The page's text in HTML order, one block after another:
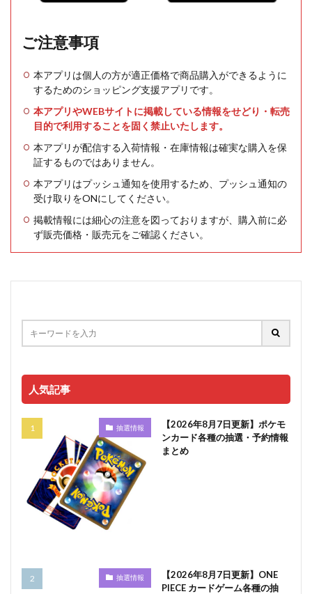
ご注意事項
本アプリは個人の方が適正価格で商品購入ができるように
するためのショッピング支援アプリです。
本アプリやWEBサイトに掲載している情報をせどり・転売
目的で利用することを固く禁止いたします。
本アプリが配信する入荷情報・在庫情報は確実な購入を保
証するものではありません。
本アプリはプッシュ通知を使用するため、プッシュ通知の
受け取りをONにしてください。
掲載情報には細心の注意を図っておりますが、購入前に必
ず販売価格・販売元をご確認ください。
人気記事
抽選情報
【2026年8月7日更新】ポケモ
ンカード各種の抽選・予約情報
まとめ
抽選情報
【2026年8月7日更新】ONE
PIECE カードゲーム各種の抽